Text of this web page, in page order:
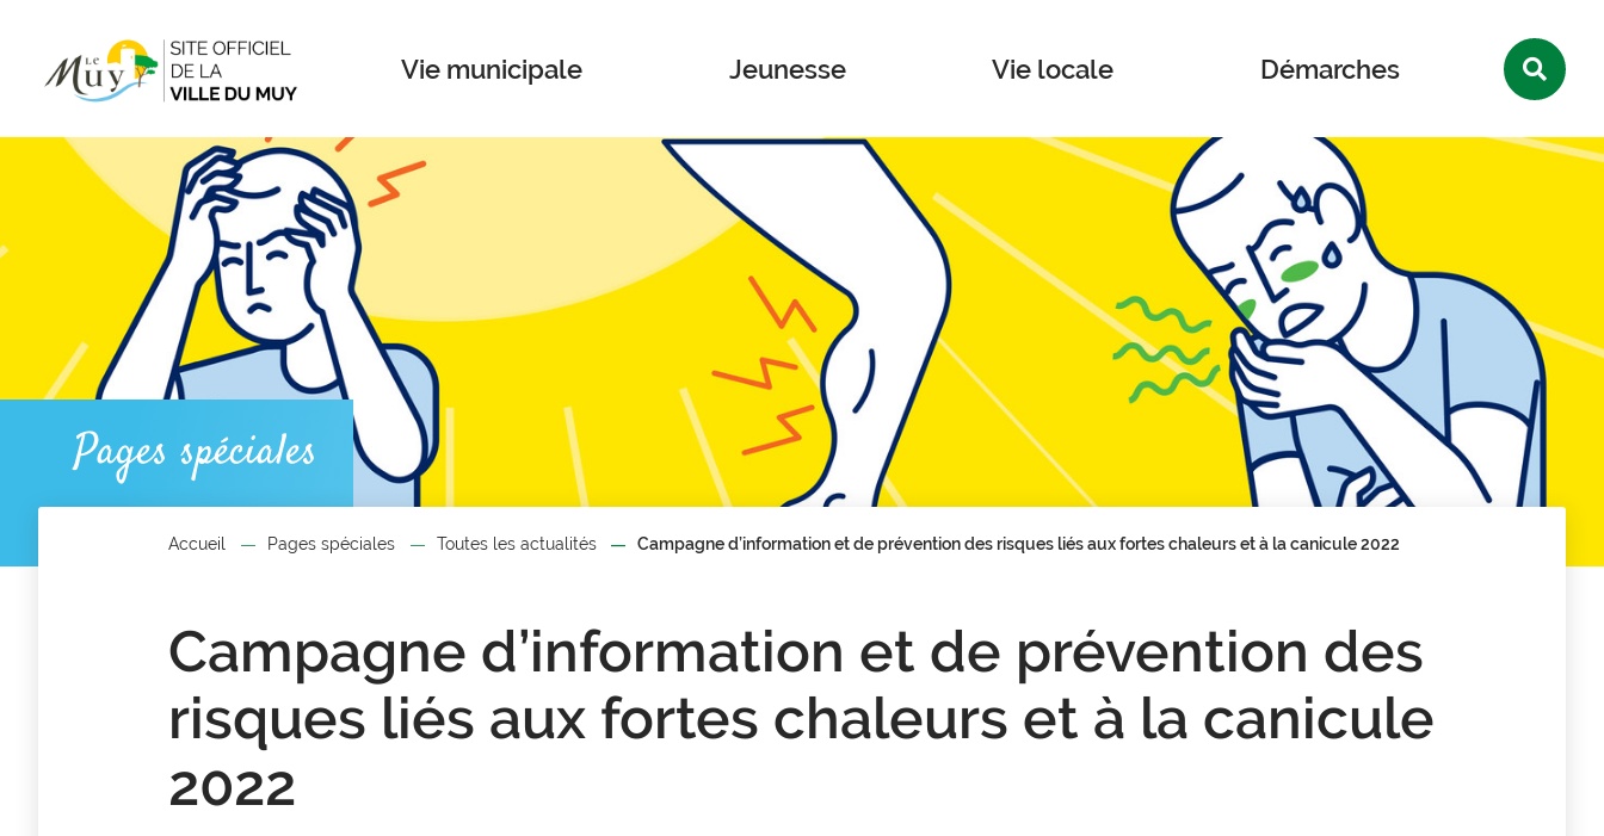
Vie municipale Jeunesse Vie locale Démarches
sur
site
Pages spéciales
Accueil Pages spéciales Toutes les actualités Campagne d’information et de prévention des risques liés aux fortes chaleurs et à la canicule 2022
Campagne d’information et de prévention des
risques liés aux fortes chaleurs et à la canicule
2022